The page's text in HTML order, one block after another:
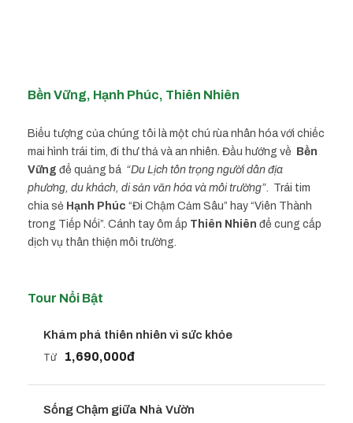
Bền Vững, Hạnh Phúc, Thiên Nhiên
Biểu tượng của chúng tôi là một chú rùa nhân hóa với chiếc
mai hình trái tim, đi thư thả và an nhiên. Đầu hướng về
Bền
Vững để quảng bá “Du Lịch tôn trọng người dân địa
phương, du khách, di sản văn hóa và môi trường”. Trái tim
chia sẻ Hạnh Phúc “Đi Chậm Cảm Sâu” hay “Viên Thành
trong Tiếp Nối”. Cánh tay ôm ấp Thiên Nhiên để cung cấp
dịch vụ thân thiện môi trường.
Tour Nổi Bật
Khám phá thiên nhiên vì sức khỏe
Từ 1,690,000đ
Sống Chậm giữa Nhà Vườn